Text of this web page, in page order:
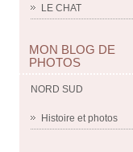
LE CHAT
MON BLOG DE
PHOTOS
NORD SUD
Histoire et photos